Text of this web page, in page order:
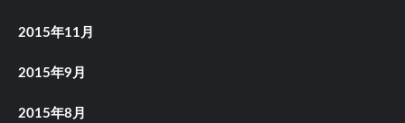
2015年11月
2015年9月
2015年8月